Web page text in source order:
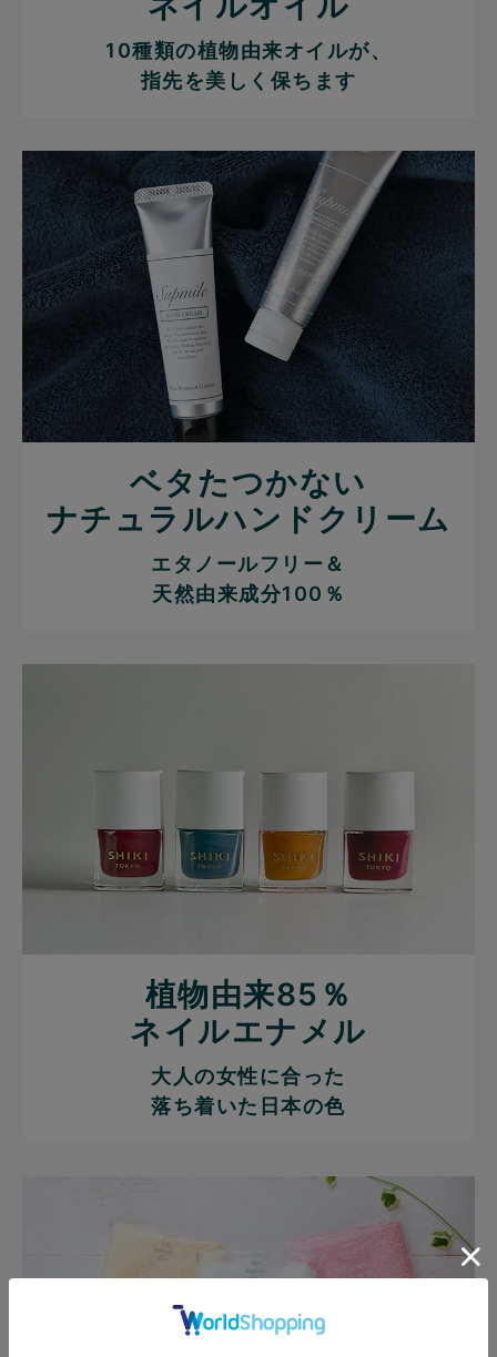
10種類の植物由来オイルが、
指先を美しく保ちます
ベタたつかない
ナチュラルハンドクリーム
エタノールフリー＆
天然由来成分100％
植物由来85％
ネイルエナメル
大人の女性に合った
落ち着いた日本の色